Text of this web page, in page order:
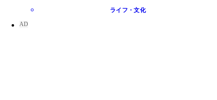
ライフ・文化